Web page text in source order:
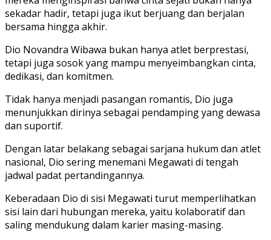
sekadar hadir, tetapi juga ikut berjuang dan berjalan
bersama hingga akhir.
Dio Novandra Wibawa bukan hanya atlet berprestasi,
tetapi juga sosok yang mampu menyeimbangkan cinta,
dedikasi, dan komitmen.
Tidak hanya menjadi pasangan romantis, Dio juga
menunjukkan dirinya sebagai pendamping yang dewasa
dan suportif.
Dengan latar belakang sebagai sarjana hukum dan atlet
nasional, Dio sering menemani Megawati di tengah
jadwal padat pertandingannya.
Keberadaan Dio di sisi Megawati turut memperlihatkan
sisi lain dari hubungan mereka, yaitu kolaboratif dan
saling mendukung dalam karier masing-masing.